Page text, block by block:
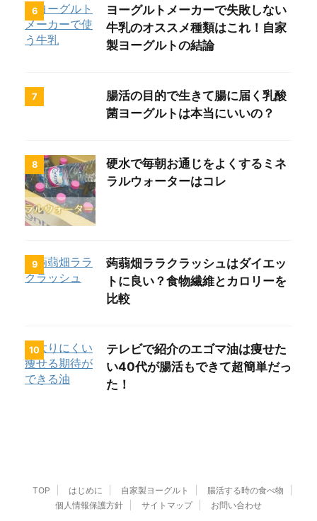
6
ヨーグルトメーカーで失敗しない
牛乳のオススメ種類はこれ！自家
製ヨーグルトの結論
7
腸活の目的で生きて腸に届く乳酸
菌ヨーグルトは本当にいいの？
8
硬水で毎朝お通じをよくするミネ
ラルウォーターはコレ
9
蒟蒻畑ララクラッシュはダイエッ
トに良い？食物繊維とカロリーを
比較
10
テレビで紹介のエゴマ油は痩せた
い40代が腸活もできて超簡単だっ
た！
TOP はじめに 自家製ヨーグルト
腸活する時の食べ物
個人情報保護方針
サイトマップ お問い合わせ